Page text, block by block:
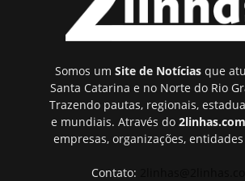
Somos um Site de Notíciasque
Santa Catarina e no Norte do Rio
Trazendo pautas, regionais,
e mundiais. Através do 2linhas.com
empresas, organizações,
Contato: